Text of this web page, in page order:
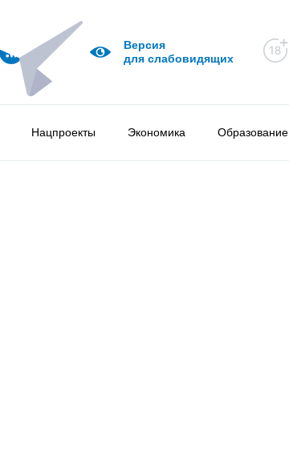
Версия
для слабовидящих
Нацпроекты Экономика Образование